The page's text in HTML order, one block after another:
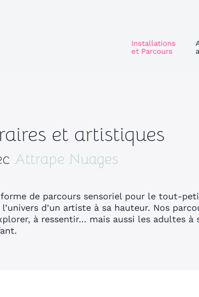
Installations
et Parcours
et artistiques
Attrape Nuages
de parcours sensoriel pour le tout-
d’un artiste à sa hauteur. Nos
à ressentir… mais aussi les adultes à